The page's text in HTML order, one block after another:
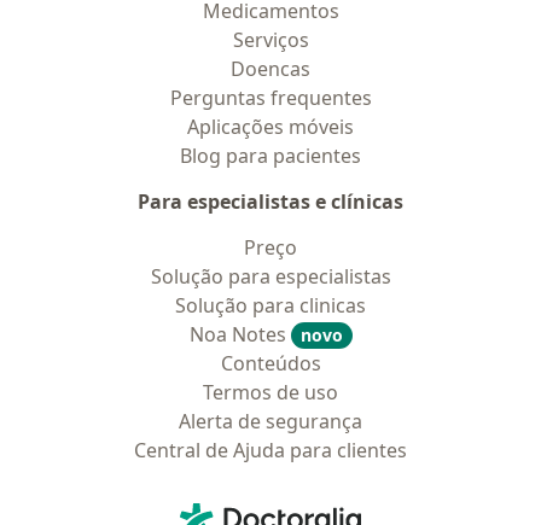
Medicamentos
Serviços
Doencas
Perguntas frequentes
Aplicações móveis
Blog para pacientes
Para especialistas e clínicas
Preço
Solução para especialistas
Solução para clinicas
Noa Notes
novo
Conteúdos
Termos de uso
Alerta de segurança
Central de Ajuda para clientes
Doctoralia - Homepage